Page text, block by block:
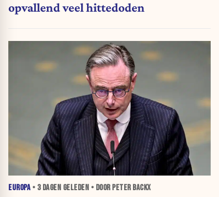
opvallend veel hittedoden
EUROPA• 3 DAGEN GELEDEN • DOOR PETER BACKX